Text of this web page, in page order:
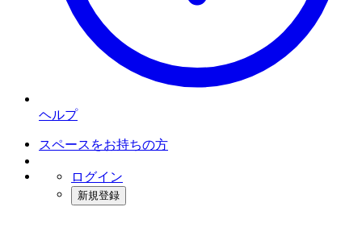
ヘルプ
スペースをお持ちの方
ログイン
新規登録